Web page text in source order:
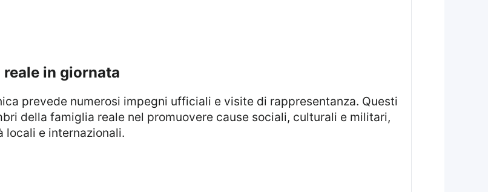
in giornata
della famiglia reale nel promuovere cause sociali, culturali e militari,
locali e internazionali.